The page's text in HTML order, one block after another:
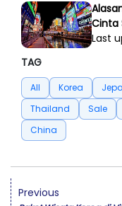
Cinta
Last
TAG
All Korea
Thailand
Sale
China
Previous